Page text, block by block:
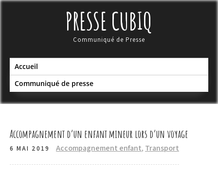
Skip
PRESSE CUBIQ
Communiqué de Presse
Accueil
Communiqué de presse
Accompagnement d’un enfant mineur lors d’un voyage
6 MAI 2019 Accompagnement enfant, Transport